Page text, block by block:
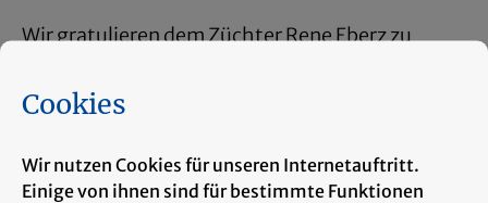
Wir gra­tu­lie­ren dem Züch­ter Rene Eberz zu
Cookies
Wir nutzen Cookies für unseren Internetauftritt.
Einige von ihnen sind für bestimmte Funktionen